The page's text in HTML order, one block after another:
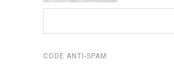
CODE ANTI-SPAM